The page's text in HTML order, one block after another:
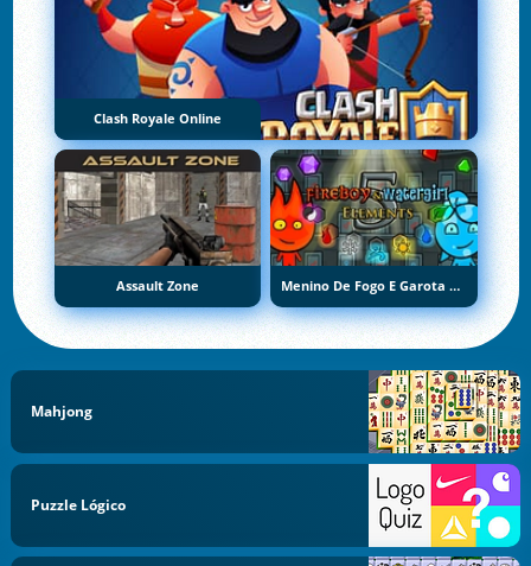
Clash Royale Online
Assault Zone Menino De Fogo E Garota De Água 5: Elementos
Mahjong
Puzzle Lógico